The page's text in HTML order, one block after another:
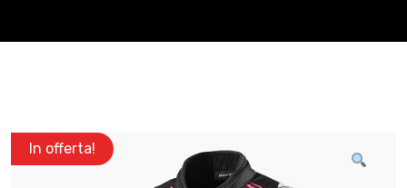
In offerta!